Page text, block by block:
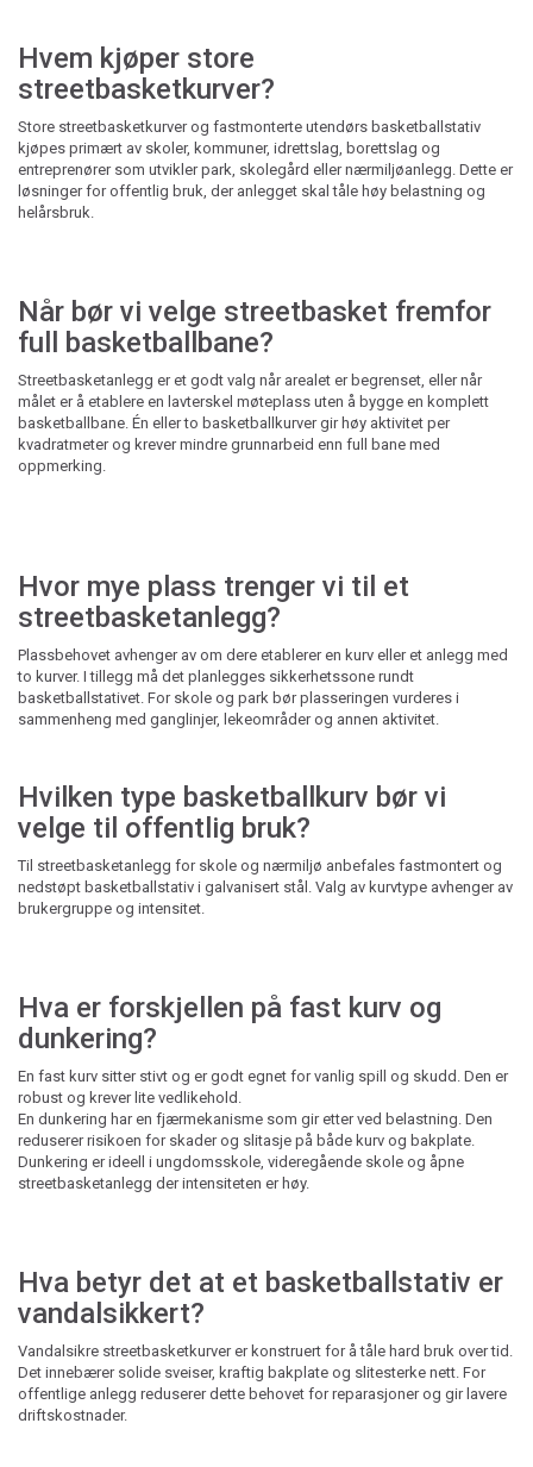
Hvem kjøper store
streetbasketkurver?
Store streetbasketkurver og fastmonterte utendørs basketballstativ
kjøpes primært av skoler, kommuner, idrettslag, borettslag og
entreprenører som utvikler park, skolegård eller nærmiljøanlegg. Dette er
løsninger for offentlig bruk, der anlegget skal tåle høy belastning og
helårsbruk.
Når bør vi velge streetbasket fremfor
full basketballbane?
Streetbasketanlegg er et godt valg når arealet er begrenset, eller når
målet er å etablere en lavterskel møteplass uten å bygge en komplett
basketballbane. Én eller to basketballkurver gir høy aktivitet per
kvadratmeter og krever mindre grunnarbeid enn full bane med
oppmerking.
Hvor mye plass trenger vi til et
streetbasketanlegg?
Plassbehovet avhenger av om dere etablerer en kurv eller et anlegg med
to kurver. I tillegg må det planlegges sikkerhetssone rundt
basketballstativet. For skole og park bør plasseringen vurderes i
sammenheng med ganglinjer, lekeområder og annen aktivitet.
Hvilken type basketballkurv bør vi
velge til offentlig bruk?
Til streetbasketanlegg for skole og nærmiljø anbefales fastmontert og
nedstøpt basketballstativ i galvanisert stål. Valg av kurvtype avhenger av
brukergruppe og intensitet.
Hva er forskjellen på fast kurv og
dunkering?
En fast kurv sitter stivt og er godt egnet for vanlig spill og skudd. Den er
robust og krever lite vedlikehold.
En dunkering har en fjærmekanisme som gir etter ved belastning. Den
reduserer risikoen for skader og slitasje på både kurv og bakplate.
Dunkering er ideell i ungdomsskole, videregående skole og åpne
streetbasketanlegg der intensiteten er høy.
Hva betyr det at et basketballstativ er
vandalsikkert?
Vandalsikre streetbasketkurver er konstruert for å tåle hard bruk over tid.
Det innebærer solide sveiser, kraftig bakplate og slitesterke nett. For
offentlige anlegg reduserer dette behovet for reparasjoner og gir lavere
driftskostnader.